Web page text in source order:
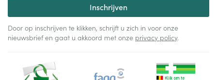
Inschrijven
Door op inschrijven te klikken, schrijft u zich in voor onze
nieuwsbrief en gaat u akkoord met onze privacy policy.